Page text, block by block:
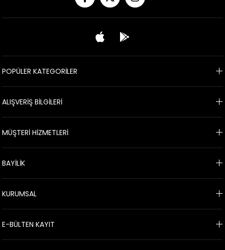
POPÜLER KATEGORİLER
ALIŞVERİŞ BİLGİLERİ
MÜŞTERİ HİZMETLERİ
BAYİLİK
KURUMSAL
E-BÜLTEN KAYIT